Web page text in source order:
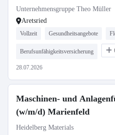
Unternehmensgruppe Theo Müller
Aretsried
Vollzeit Gesundheitsangebote
Berufsunfähigkeitsversicherung
28.07.2026
Maschinen- und
(w/m/d) Marienfeld
Heidelberg Materials